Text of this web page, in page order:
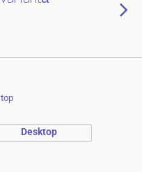
Desktop